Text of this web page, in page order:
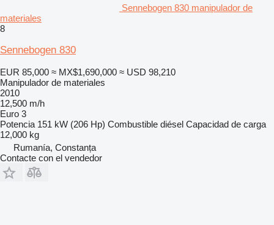
Sennebogen 830 manipulador de
materiales
8
Sennebogen 830
EUR 85,000 ≈ MX$1,690,000 ≈ USD 98,210
Manipulador de materiales
2010
12,500 m/h
Euro 3
Potencia 151 kW (206 Hp) Combustible diésel Capacidad de carga
12,000 kg
Rumanía, Constanța
Contacte con el vendedor